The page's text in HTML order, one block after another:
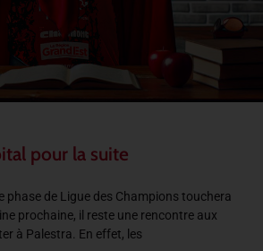
pour la suite
phase de Ligue des Champions touchera
prochaine, il reste une rencontre aux
à Palestra. En effet, les